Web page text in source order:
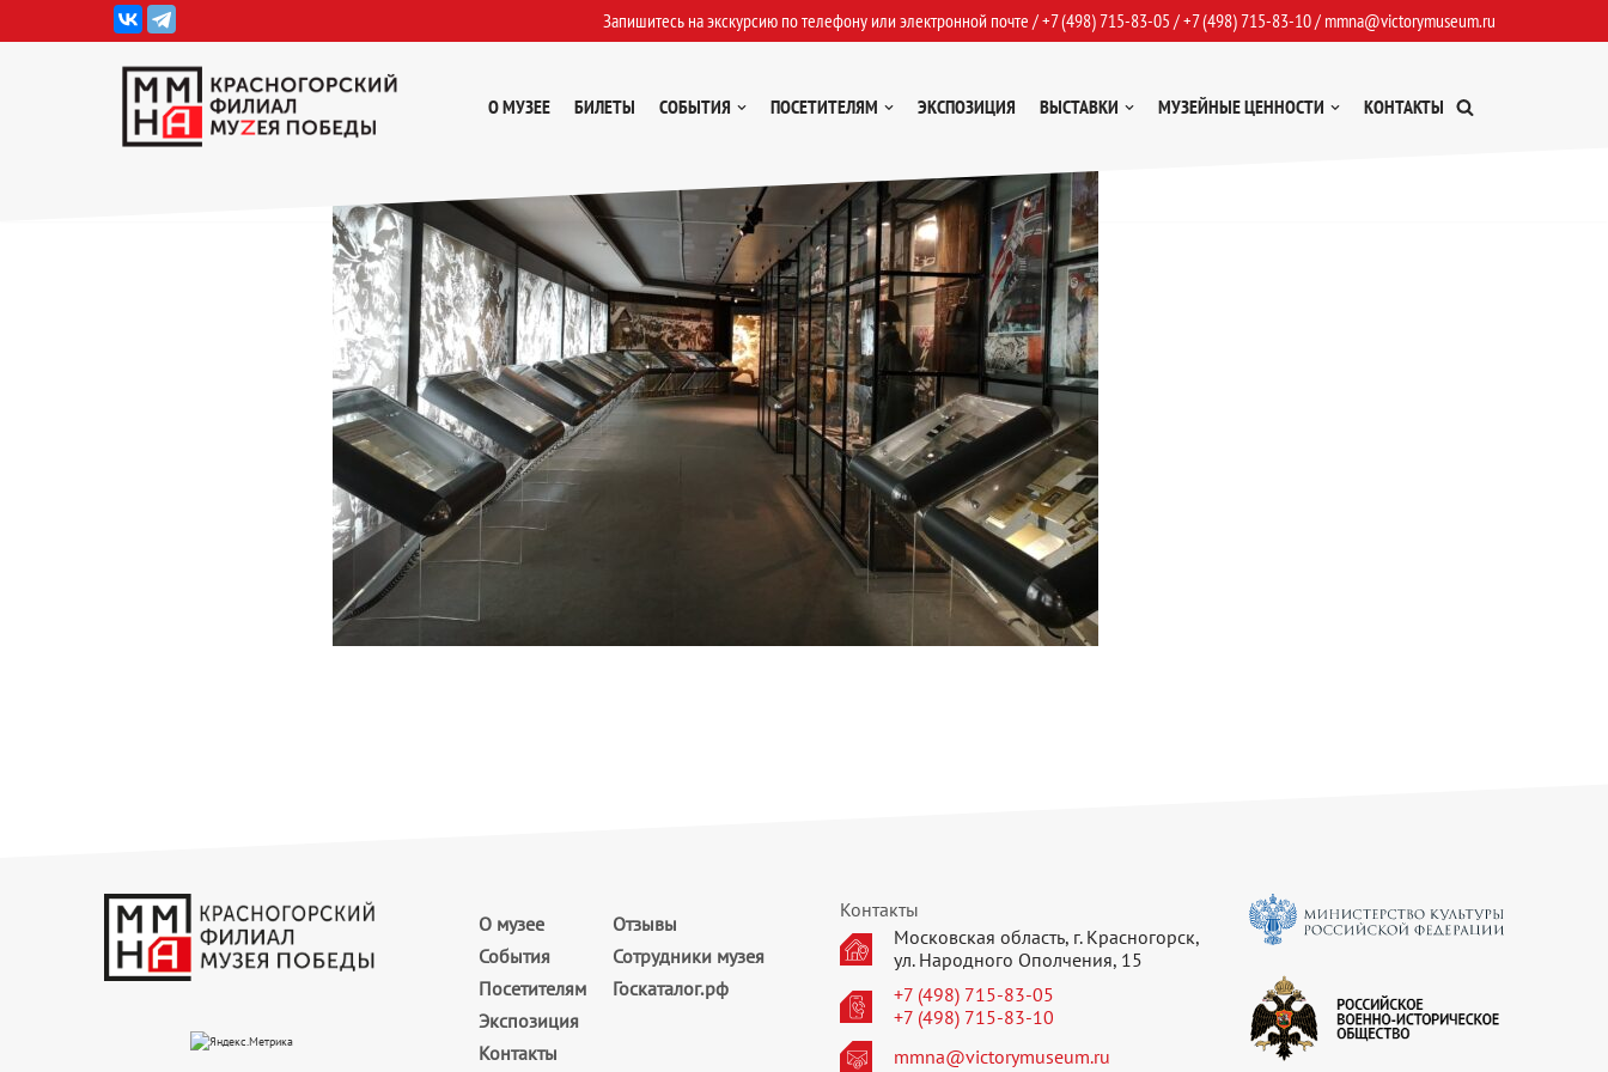
Запишитесь на экскурсию по телефону или электронной почте /+7 (498) 715-83-05 /+7 (498) 715-83-10/ mmna@victorymuseum.ru
О МУЗЕЕ БИЛЕТЫ СОБЫТИЯ ПОСЕТИТЕЛЯМ ЭКСПОЗИЦИЯ ВЫСТАВКИ МУЗЕЙНЫЕ ЦЕННОСТИ КОНТАКТЫ
О музее
События
Посетителям
Экспозиция
Контакты
Отзывы
Сотрудники музея
Госкаталог.рф
Контакты
Московская область, г. Красногорск,
ул. Народного Ополчения, 15
+7 (498) 715-83-05
+7 (498) 715-83-10
mmna@victorymuseum.ru